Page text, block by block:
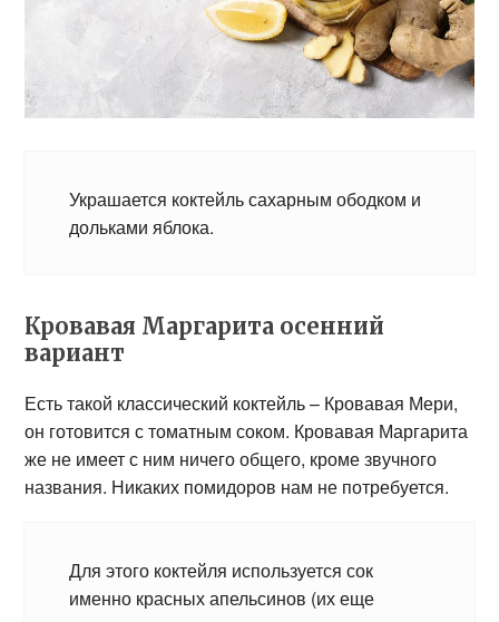
Украшается коктейль сахарным ободком и
дольками яблока.
Кровавая Маргарита осенний
вариант
Есть такой классический коктейль – Кровавая Мери,
он готовится с томатным соком. Кровавая Маргарита
же не имеет с ним ничего общего, кроме звучного
названия. Никаких помидоров нам не потребуется.
Для этого коктейля используется сок
именно красных апельсинов (их еще